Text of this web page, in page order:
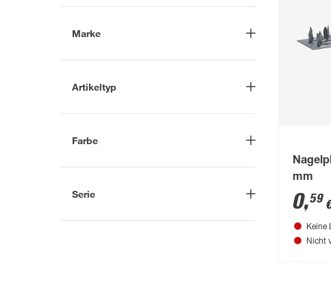
bestellbar (1)
-
€
Marke
Marke suchen
toom
Artikeltyp
Stellfüße (1)
Farbe
Grau (1)
Serie
ExpressPlus (1)
mm
0,59
Keine
Nicht